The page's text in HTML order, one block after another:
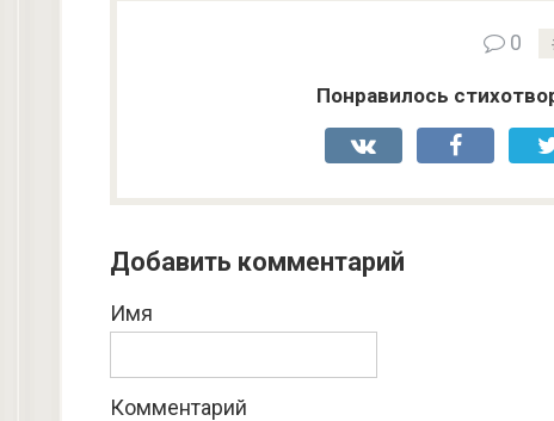
0
Понравилось
Добавить комментарий
Имя
Комментарий